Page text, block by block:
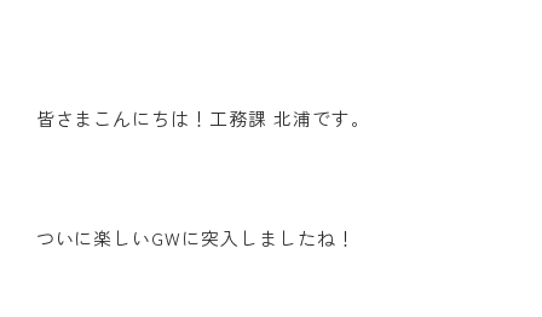
皆さまこんにちは！工務課 北浦です。
ついに楽しいGWに突入しましたね！